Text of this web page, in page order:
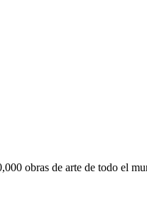
obras de arte de todo el